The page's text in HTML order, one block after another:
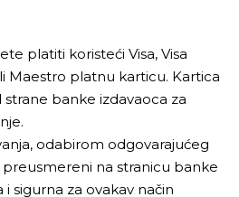
platiti koristeći Visa, Visa
Maestro platnu karticu. Kartica
banke izdavaoca za
odabirom odgovarajućeg
na stranicu banke
sigurna za ovakav način